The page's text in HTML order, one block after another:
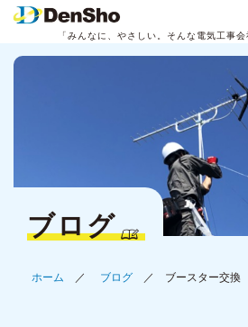
「みんなに、やさしい。 そんな電気工事会
ブログ
ホーム ブログ ブースター交換